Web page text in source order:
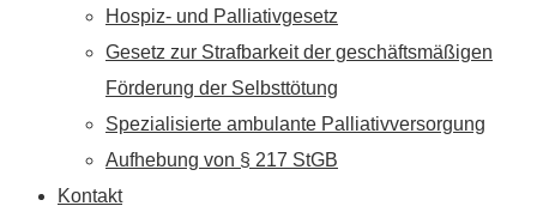
Hospiz- und Palliativgesetz
Gesetz zur Strafbarkeit der geschäftsmäßigen
Förderung der Selbsttötung
Spezialisierte ambulante Palliativversorgung
Aufhebung von § 217 StGB
Kontakt